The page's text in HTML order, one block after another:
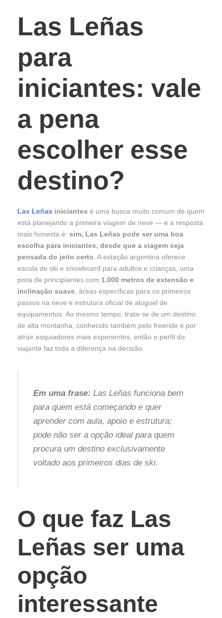
Las Leñas
para
iniciantes: vale
a pena
escolher esse
destino?
Las Leñas iniciantes é uma busca muito comum de quem
está planejando a primeira viagem de neve — e a resposta
mais honesta é: sim, Las Leñas pode ser uma boa
escolha para iniciantes, desde que a viagem seja
pensada do jeito certo . A estação argentina oferece
escola de ski e snowboard para adultos e crianças, uma
pista de principiantes com 1.000 metros de extensão e
inclinação suave , áreas específicas para os primeiros
passos na neve e estrutura oficial de aluguel de
equipamentos. Ao mesmo tempo, trata-se de um destino
de alta montanha, conhecido também pelo freeride e por
atrair esquiadores mais experientes, então o perfil do
viajante faz toda a diferença na decisão.
Em uma frase: Las Leñas funciona bem
para quem está começando e quer
aprender com aula, apoio e estrutura;
pode não ser a opção ideal para quem
procura um destino exclusivamente
voltado aos primeiros dias de ski.
O que faz Las
Leñas ser uma
opção
interessante